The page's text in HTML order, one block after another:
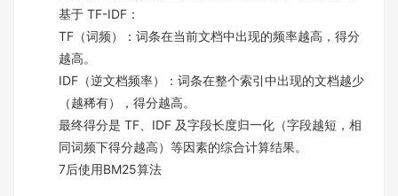
基于 TF-IDF：
TF（词频）：词条在当前文档中出现的频率越高，得分
越高。
IDF（逆文档频率）：词条在整个索引中出现的文档越少
（越稀有），得分越高。
最终得分是 TF、IDF 及字段长度归一化（字段越短，相
同词频下得分越高）等因素的综合计算结果。
7后使用BM25算法